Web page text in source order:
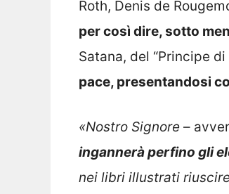
Roth, Denis de
per così dire, sotto
Satana, del “Principe
pace, presentandosi
«Nostro Signore –
ingannerà perfino gli
nei libri illustrati